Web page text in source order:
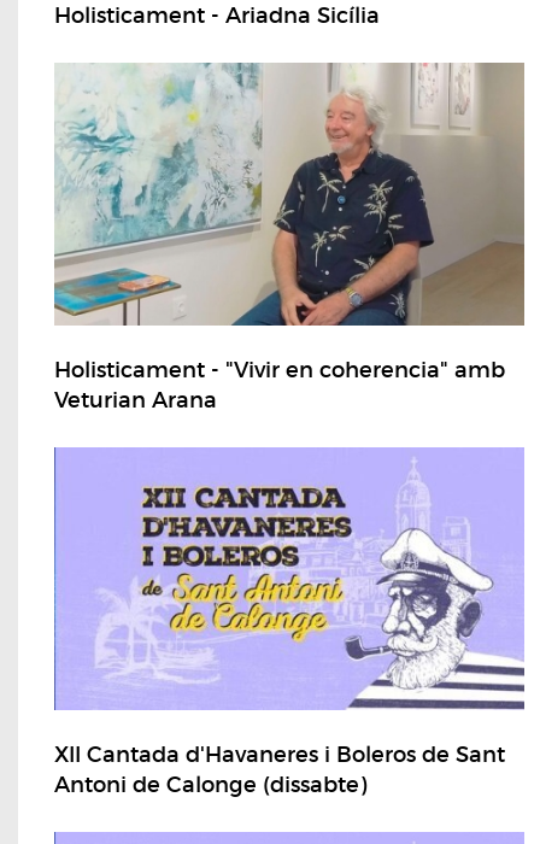
Holisticament - Ariadna Sicília
Holisticament - "Vivir en coherencia" amb
Veturian Arana
XII Cantada d'Havaneres i Boleros de Sant
Antoni de Calonge (dissabte)